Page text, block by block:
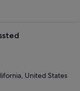
United States